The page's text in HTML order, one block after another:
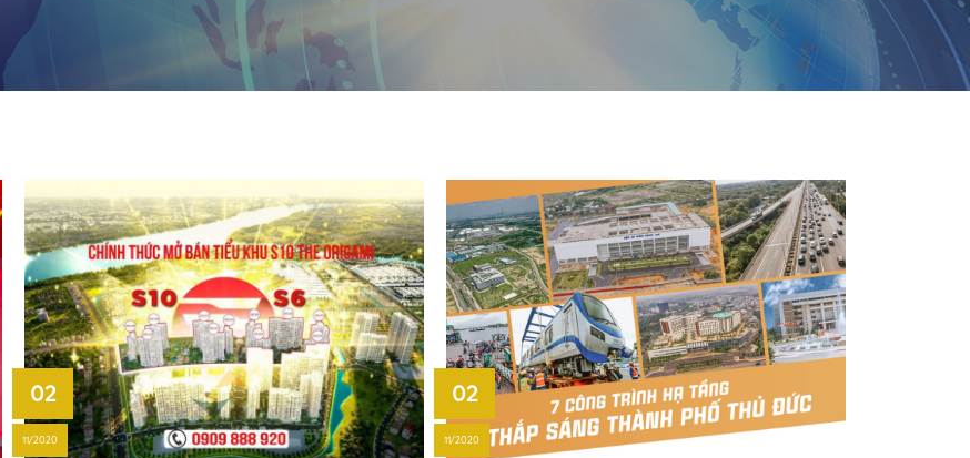
02
11/2020
02
11/2020